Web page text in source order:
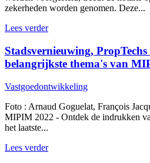
zekerheden worden genomen. Deze...
Lees verder
Stadsvernieuwing,
belangrijkste thema's van
Vastgoedontwikkeling
Foto : Arnaud Goguelat, François
MIPIM 2022 - Ontdek de indrukken
het laatste...
Lees verder